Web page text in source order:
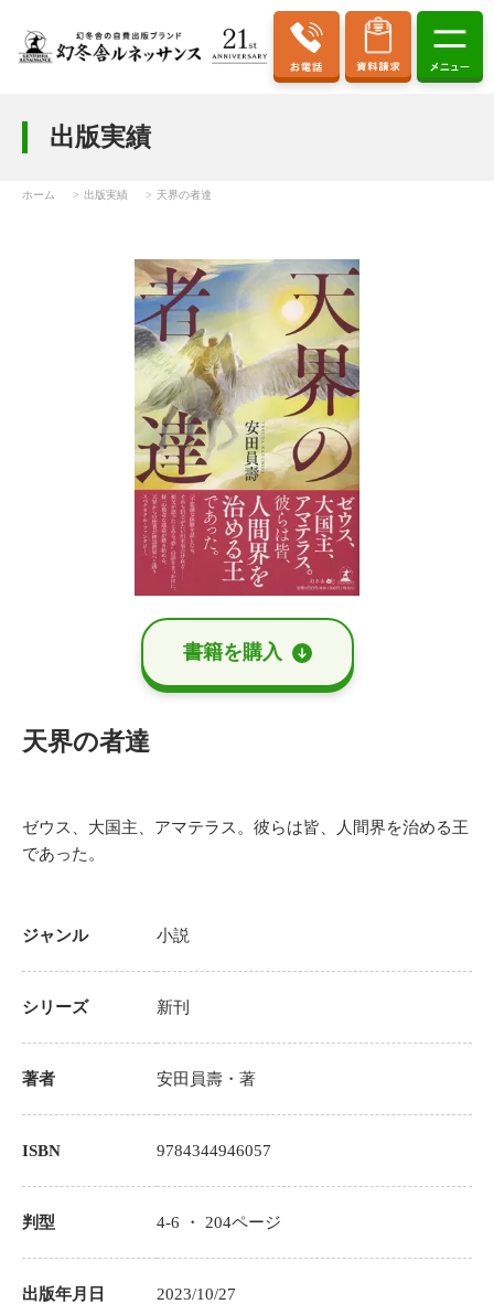
出版実績
ホーム 出版実績 天界の者達
書籍を購⼊
天界の者達
ゼウス、大国主、アマテラス。彼らは皆、人間界を治める王
であった。
ジャンル 小説
シリーズ 新刊
著者 安田員壽 ・著
ISBN 9784344946057
判型 4-6 ・ 204ページ
出版年月日 2023/10/27